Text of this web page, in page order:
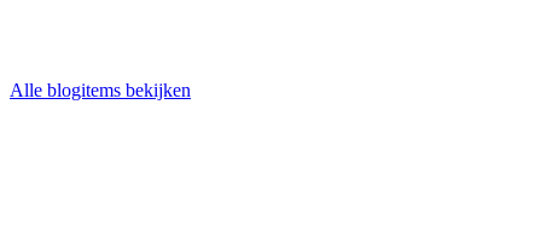
Alle blogitems bekijken